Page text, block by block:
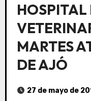
MARTES
DE AJÓ
27 de mayo de